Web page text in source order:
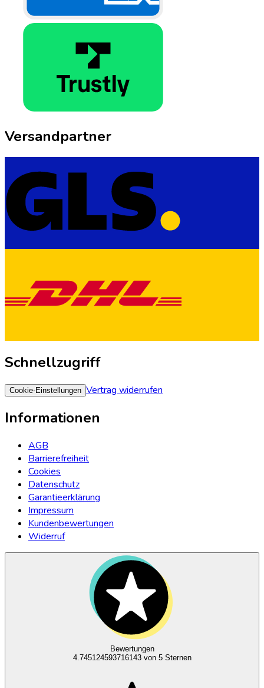
Versandpartner
Schnellzugriff
Cookie-Einstellungen Vertrag widerrufen
Informationen
AGB
Barrierefreiheit
Cookies
Datenschutz
Garantieerklärung
Impressum
Kundenbewertungen
Widerruf
Bewertungen
4.745124593716143von 5 Sternen